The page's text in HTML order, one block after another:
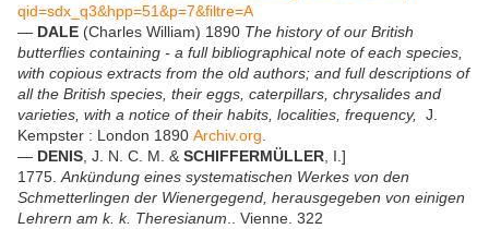
qid=sdx_q3&hpp=51&p=7&filtre=A
— DALE (Charles William) 1890 The history of our British
butterflies containing - a full bibliographical note of each species,
with copious extracts from the old authors; and full descriptions of
all the British species, their eggs, caterpillars, chrysalides and
varieties, with a notice of their habits, localities, frequency,
J.
Kempster : London 1890 Archiv.org
— DENIS , J. N. C. M. & SCHIFFERMÜLLER , I.]
1775. Ankündung eines systematischen Werkes von den
Schmetterlingen der Wienergegend, herausgegeben von einigen
Lehrern am k. k. Theresianum .. Vienne. 322